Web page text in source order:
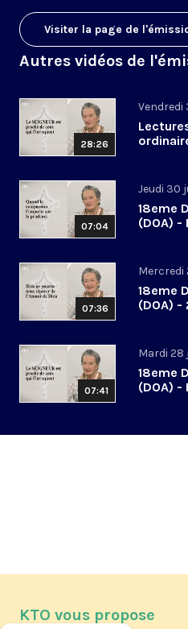
Visiter la page de
Autres vidéos de
28:26
Vendredi
07:04
Jeudi 30
18eme
(DOA) -
07:36
Mercredi
18eme
(DOA)
07:41
Mardi 28
18eme
(DOA) -
KTO vous propose